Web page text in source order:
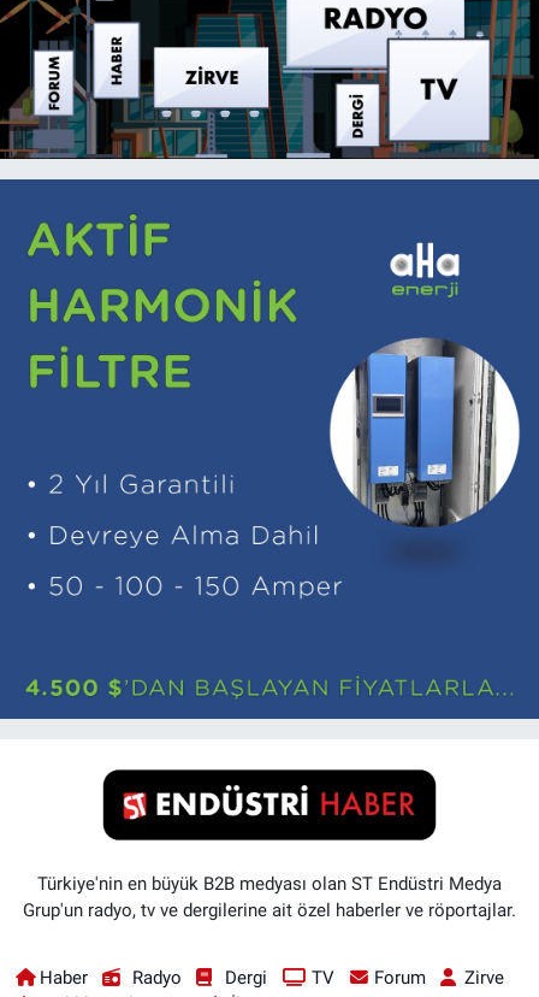
Türkiye'nin en büyük B2B medyası olan ST Endüstri Medya
Grup'un radyo, tv ve dergilerine ait özel haberler ve röportajlar.
Haber Radyo Dergi TV Forum
Zirve